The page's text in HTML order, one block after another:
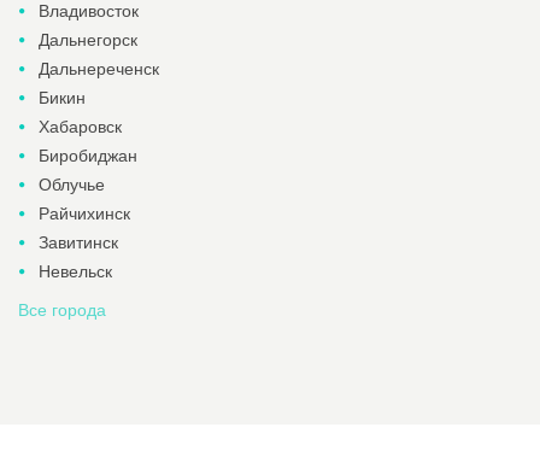
Владивосток
Дальнегорск
Дальнереченск
Бикин
Хабаровск
Биробиджан
Облучье
Райчихинск
Завитинск
Невельск
Все города